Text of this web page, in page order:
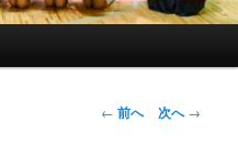
投← 前へ 次へ→